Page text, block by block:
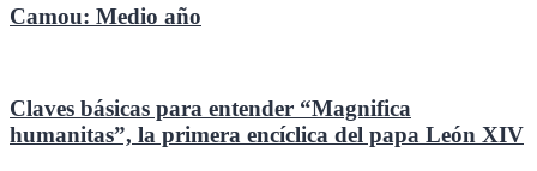
Camou: Medio año
Claves básicas para entender “Magnifica
humanitas”, la primera encíclica del papa León XIV